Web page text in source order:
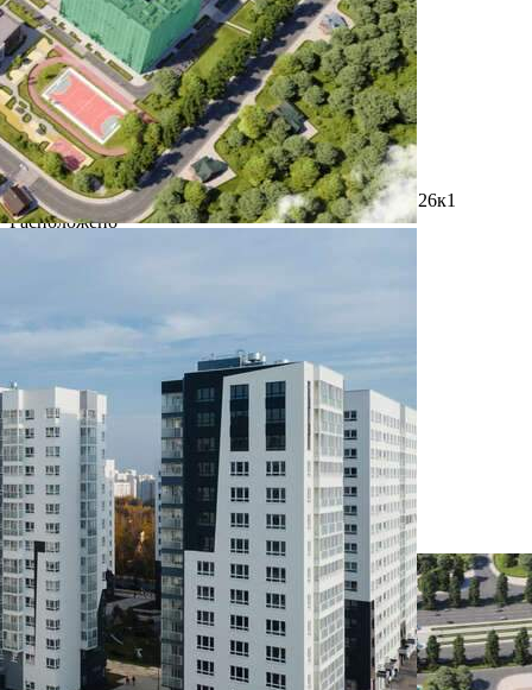
Характеристики помещения
№ объявления
98664
Дата размещения
08.02.2023
Город
Сосенское
Адрес
поселок Коммунарка, Потаповская Роща улица, д.26к1
Расположено
Желаемый / подходящий вид деятельности
Не указано
Назначение
Не указано
Размер площади (м2)
103.3
Цена за помещение
113 629 руб.
Цена за 1 кв. м
1 100 руб.
О помещении